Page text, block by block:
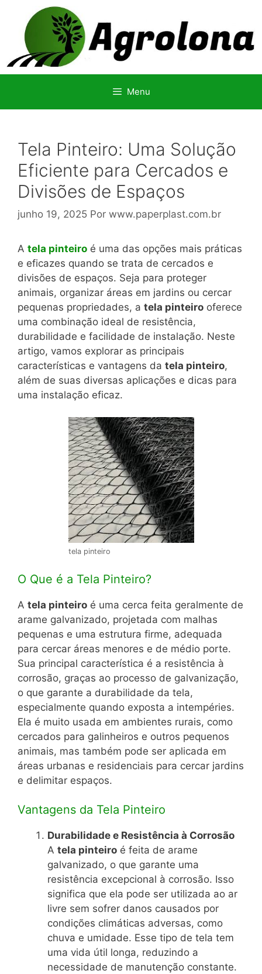
conteúdo
Menu
Tela Pinteiro: Uma Solução
Eficiente para Cercados e
Divisões de Espaços
junho 19, 2025 Por www.paperplast.com.br
A tela pinteiro é uma das opções mais práticas
e eficazes quando se trata de cercados e
divisões de espaços. Seja para proteger
animais, organizar áreas em jardins ou cercar
pequenas propriedades, a tela pinteiro oferece
uma combinação ideal de resistência,
durabilidade e facilidade de instalação. Neste
artigo, vamos explorar as principais
características e vantagens da tela pinteiro,
além de suas diversas aplicações e dicas para
uma instalação eficaz.
tela pinteiro
O Que é a Tela Pinteiro?
A tela pinteiro é uma cerca feita geralmente de
arame galvanizado, projetada com malhas
pequenas e uma estrutura firme, adequada
para cercar áreas menores e de médio porte.
Sua principal característica é a resistência à
corrosão, graças ao processo de galvanização,
o que garante a durabilidade da tela,
especialmente quando exposta a intempéries.
Ela é muito usada em ambientes rurais, como
cercados para galinheiros e outros pequenos
animais, mas também pode ser aplicada em
áreas urbanas e residenciais para cercar jardins
e delimitar espaços.
Vantagens da Tela Pinteiro
Durabilidade e Resistência à Corrosão
A tela pinteiro é feita de arame
galvanizado, o que garante uma
resistência excepcional à corrosão. Isso
significa que ela pode ser utilizada ao ar
livre sem sofrer danos causados por
condições climáticas adversas, como
chuva e umidade. Esse tipo de tela tem
uma vida útil longa, reduzindo a
necessidade de manutenção constante.